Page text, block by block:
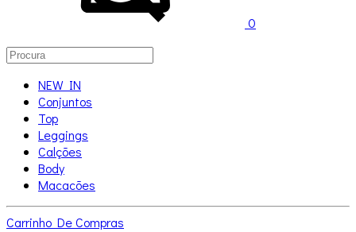
0
NEW IN
Conjuntos
Top
Leggings
Calções
Body
Macacões
Carrinho De Compras